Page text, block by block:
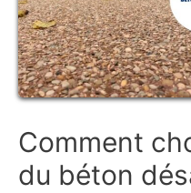
Comment
du béton